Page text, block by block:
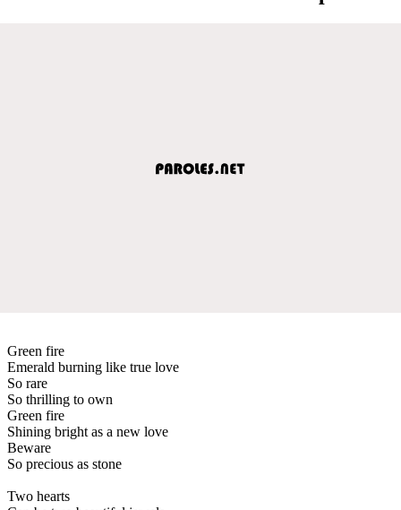
Green fire
Emerald burning like true love
So rare
So thrilling to own
Green fire
Shining bright as a new love
Beware
So precious as stone
Two hearts